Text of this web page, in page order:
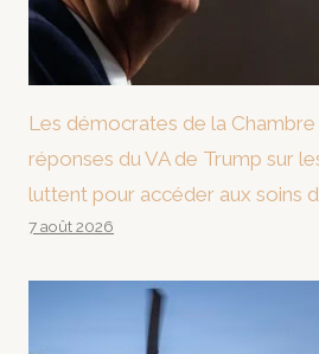
Les démocrates de la
réponses du VA de Trump sur
luttent pour accéder aux soins
7 août 2026